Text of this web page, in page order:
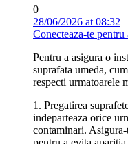
0
28/06/2026 at 08:32
Conecteaza-te pentru
Pentru a asigura o
suprafata umeda,
respecti urmatoarele
1. Pregatirea
indeparteaza orice
contaminari.